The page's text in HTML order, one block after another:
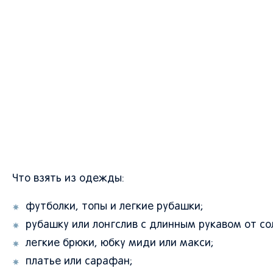
Что взять из одежды:
футболки, топы и легкие рубашки;
рубашку или лонгслив с длинным рукавом от
легкие брюки, юбку миди или макси;
платье или сарафан;